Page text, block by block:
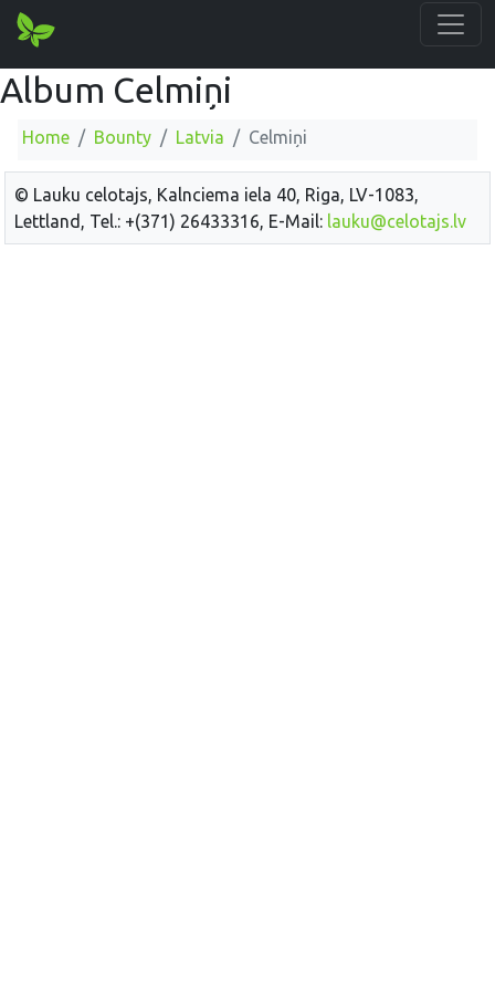
Album Celmiņi
Home Bounty Latvia Celmiņi
© Lauku celotajs, Kalnciema iela 40, Riga, LV-1083,
Lettland, Tel.: +(371) 26433316, E-Mail: lauku@celotajs.lv